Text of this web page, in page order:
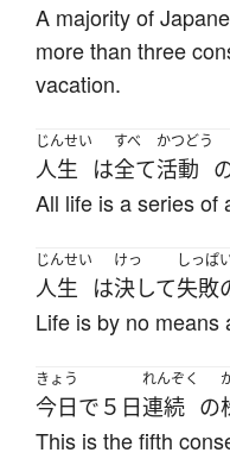
A majority of
more than three
vacation.
じんせい
人生 は
すべ
全て
かつどう
活動
All life is a series of
じんせい
人生 は
けっ
決して
しっぱ
失敗
Life is by no means
きょう
今日で ５日
れんぞく
連続 の
This is the fifth